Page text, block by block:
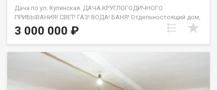
Дача по ул. Купинская. ДАЧА КРУГЛОГОДИЧНОГО
ПРИБЫВАНИЯ! СВЕТ! ГАЗ! ВОДА! БАНЯ! Отдельностоящий дом,
с кадастровым номером! Не доля! Двухэтажный, площадью
71 кв м, ждет своего хозяина. Объект находится в снт Восход,
рядом с горнолыжной базой Авальман, оформлен как жилой
дом, имеет кадастровый номер. Вокруг люди проживают
круглый год. На первом этаже расположена просторная кухня
гостиная, где можно проводить семейные вечера, санузел,
зона прихожей! На втором этаже - две спальные комнаты из
3 000 000 ₽